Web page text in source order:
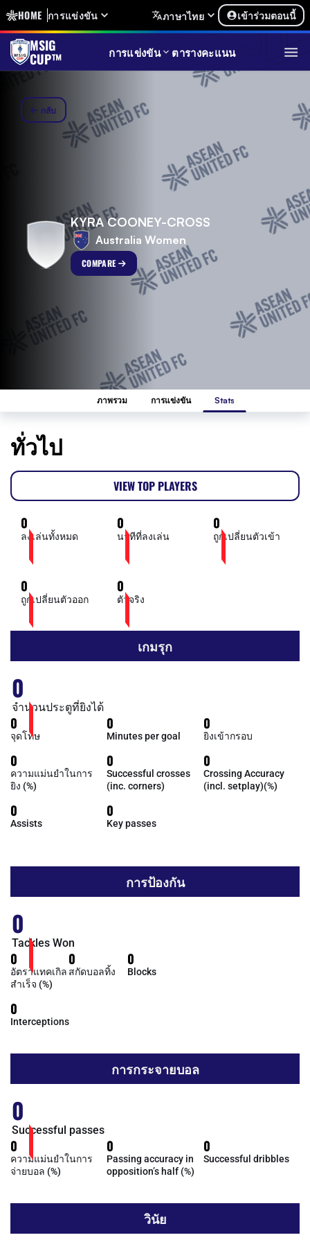
HOME การแข่งขัน ภาษาไทย เข้าร่วมตอนนี้
MSIG
CUP™ การแข่งขัน ตารางคะแนน
กลับ
KYRA COONEY-CROSS
Australia Women
COMPARE
ภาพรวม การแข่งขัน Stats
ทั่วไป
VIEW TOP PLAYERS
0
ลงเล่นทั้งหมด
0
นาทีที่ลงเล่น
0
ถูกเปลี่ยนตัวเข้า
0
ถูกเปลี่ยนตัวออก
0
ตัวจริง
เกมรุก
0
จำนวนประตูที่ยิงได้
0
จุดโทษ
0
Minutes per goal
0
ยิงเข้ากรอบ
0
ความแม่นยำในการ
ยิง (%)
0
Successful crosses
(inc. corners)
0
Crossing Accuracy
(incl. setplay)(%)
0
Assists
0
Key passes
การป้องกัน
0
Tackles Won
0
อัตราแทคเกิล
สำเร็จ (%)
0
สกัดบอลทิ้ง
0
Blocks
0
Interceptions
การกระจายบอล
0
Successful passes
0
ความแม่นยำในการ
จ่ายบอล (%)
0
Passing accuracy in
opposition’s half (%)
0
Successful dribbles
วินัย